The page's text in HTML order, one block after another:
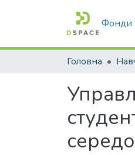
Фонди
Головна